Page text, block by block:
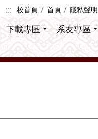
::: 校首頁 首頁 隱私聲明
下載專區 系友專區